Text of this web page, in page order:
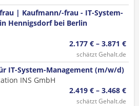
| Kaufmann/-frau - IT-System-
Hennigsdorf bei Berlin
2.177 € – 3.871 €
schätzt Gehalt.de
IT-System-Management (m/w/d)
INS GmbH
2.419 € – 3.468 €
schätzt Gehalt.de